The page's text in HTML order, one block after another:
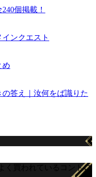
個掲載！
ンクエスト
め
答え｜汝何をば識りた
く買われているコントロ